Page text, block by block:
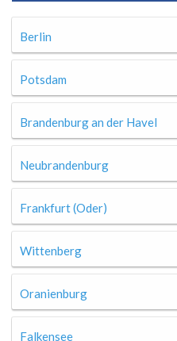
Berlin
Potsdam
Brandenburg an der Havel
Neubrandenburg
Frankfurt (Oder)
Wittenberg
Oranienburg
Falkensee